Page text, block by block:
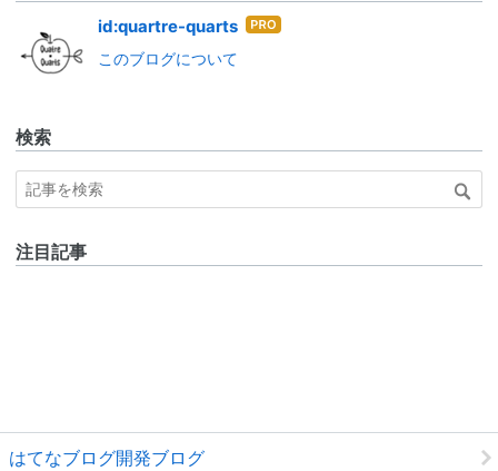
id:quartre-quarts はて
このブログについて
検索
注目記事
はてなブログ開発ブログ